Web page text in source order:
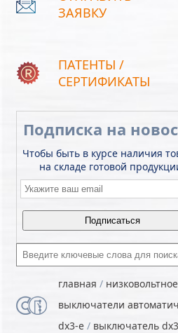
ЗАЯВКУ
ПАТЕНТЫ /
СЕРТИФИКАТЫ
Подписка на
Чтобы быть в курсе наличия
на складе готовой
Email*
Введите ключевые слова для
главная /
выключатели
dx3-е/ выключатель